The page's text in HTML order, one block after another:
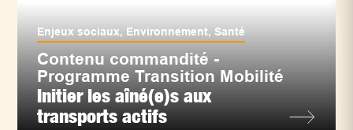
Enjeux sociaux, Environnement, Santé
Contenu commandité -
Programme Transition Mobilité
Initier les aîné(e)s aux
transports actifs